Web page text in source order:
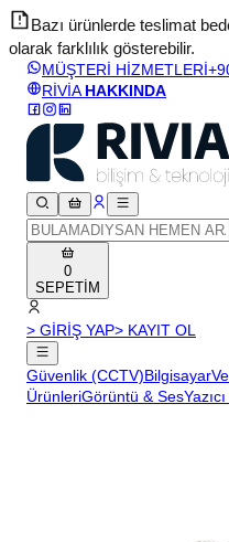
Bazı ürünlerde teslimat
olarak farklılık gösterebilir.
MÜŞTERİ HİZMETLERİ
RİVİA HAKKINDA
0
SEPETİM
> GİRİŞ YAP> KAYIT OL
Güvenlik (CCTV)Bilgisayar
ÜrünleriGörüntü & Ses